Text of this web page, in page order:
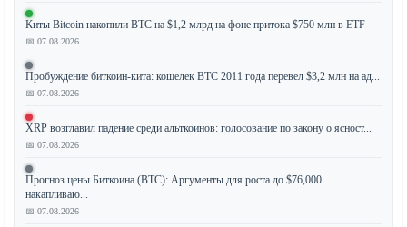
Спотовый
ETF
от
BlackRock,
IBIT,
масштабную
продажу
на
Киты Bitcoin накопили BTC на $1,2 млрд на фоне притока $750 млн в ETF
📅 07.08.2026
Пробуждение биткоин-кита: кошелек BTC 2011 года перевел $3,2 млн на ад...
📅 07.08.2026
XRP возглавил падение среди альткоинов: голосование по закону о ясност...
📅 07.08.2026
Прогноз цены Биткоина (BTC): Аргументы для роста до $76,000
накапливаю...
📅 07.08.2026